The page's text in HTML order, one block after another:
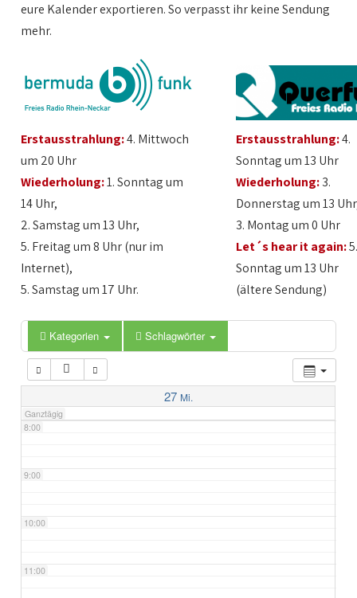
eure Kalender exportieren. So verpasst ihr keine Sendung
mehr.
Erstausstrahlung:4. Mittwoch
um 20 Uhr
Wiederholung:1. Sonntag um
14 Uhr,
2. Samstag um 13 Uhr,
5. Freitag um 8 Uhr (nur im
Internet),
5. Samstag um 17 Uhr.
Erstausstrahlung:4.
Sonntag um 13 Uhr
Wiederholung:3.
Donnerstag um 13
3. Montag um 0 Uhr
Let´s hear it again:
Sonntag um 13 Uhr
(ältere Sendung)
Kategorien Schlagwörter
27 Mi.
Ganztägig
1:00
2:00
3:00
5:00
6:00
7:00
8:00
9:00
10:00
11:00